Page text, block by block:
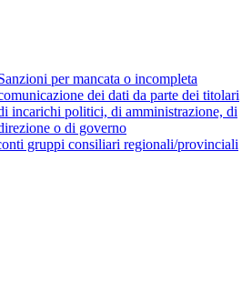
per mancata o incompleta
dei dati da parte dei titolari
incarichi politici, di amministrazione, di
o di governo
gruppi consiliari regionali/provinciali